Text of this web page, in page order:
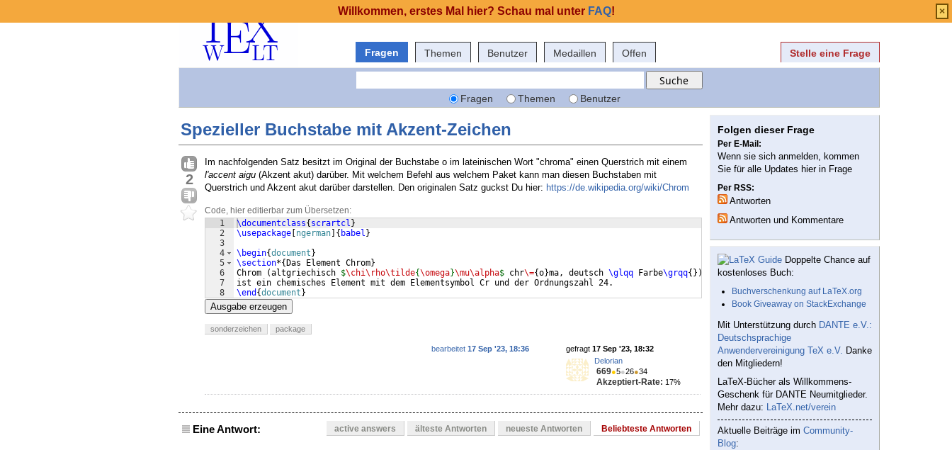
Fragen Themen Benutzer Medaillen Offen Stelle eine Frage
Fragen Themen Benutzer
Spezieller Buchstabe mit Akzent-Zeichen
2
Im nachfolgenden Satz besitzt im Original der Buchstabe o im lateinischen Wort "chroma" einen Querstrich mit einem
l'accent aigu (Akzent akut) darüber. Mit welchem Befehl aus welchem Paket kann man diesen Buchstaben mit
Querstrich und Akzent akut darüber darstellen. Den originalen Satz guckst Du hier: https://de.wikipedia.org/wiki/Chrom
Code, hier editierbar zum Übersetzen:
1
2
3
4
5
6
7
8
\documentclass{ scrartcl }
\usepackage ngerman { babel }
\begin{document }
\section*{ Das Element Chrom}
Chrom
(altgriechisch $\chi\rho\tilde{\omega}\mu\alpha$ chr\={o}ma, deutsch \glqq Farbe\grqq{ })
ist ein chemisches Element mit dem Elementsymbol Cr und der Ordnungszahl 24.
\end {document }
Ausgabe erzeugen
sonderzeichen package
gefragt 17 Sep '23, 18:32
Delorian
669●5●26●34
Akzeptiert-Rate: 17%
bearbeitet 17 Sep '23, 18:36
Eine Antwort: active answers älteste Antworten neueste Antworten Beliebteste Antworten
Folgen dieser Frage
Per E-Mail:
Wenn sie sich anmelden, kommen
Sie für alle Updates hier in Frage
Per RSS:
Antworten
Antworten und Kommentare
Doppelte Chance auf
kostenloses Buch:
Buchverschenkung auf LaTeX.org
Book Giveaway on StackExchange
Mit Unterstützung durch DANTE e.V.:
Deutschsprachige
Anwendervereinigung TeX e.V. Danke
den Mitgliedern!
LaTeX-Bücher als Willkommens-
Geschenk für DANTE Neumitglieder.
Mehr dazu: LaTeX.net/verein
Aktuelle Beiträge im Community-
Blog:
Willkommen, erstes Mal hier? Schau mal unter FAQ! ×